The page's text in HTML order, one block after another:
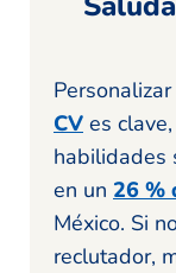
CV es
habilidades
en un 26 %
México. Si
reclutador,